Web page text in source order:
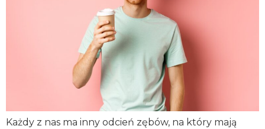
Każdy z nas ma inny odcień zębów, na który mają